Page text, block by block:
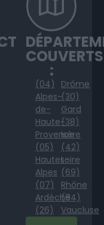
COUVERTS
:
(04)
Alpes-
de-
Haute-
Provence
(05)
Hautes-
Alpes
(07)
Ardèche
(26)
Drôme
(30)
Gard
(38)
Isère
(42)
Loire
(69)
Rhône
(84)
Vaucluse